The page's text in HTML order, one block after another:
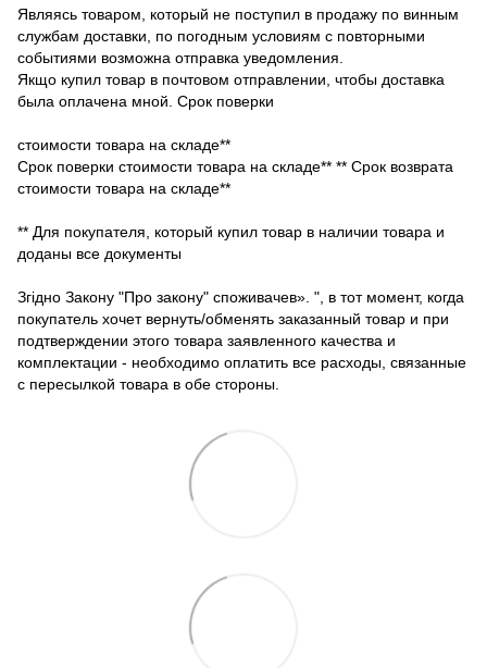
Являясь товаром, который не поступил в продажу по винным
службам доставки, по погодным условиям с повторными
событиями возможна отправка уведомления.
Якщо купил товар в почтовом отправлении, чтобы доставка
была оплачена мной. Срок поверки
стоимости товара на складе**
Срок поверки стоимости товара на складе** ** Срок возврата
стоимости товара на складе**
** Для покупателя, который купил товар в наличии товара и
доданы все документы
Згідно Закону "Про закону" споживачев». ", в тот момент, когда
покупатель хочет вернуть/обменять заказанный товар и при
подтверждении этого товара заявленного качества и
комплектации - необходимо оплатить все расходы, связанные
с пересылкой товара в обе стороны.